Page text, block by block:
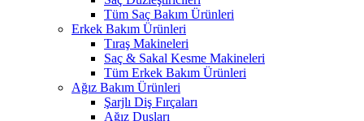
Tüm Saç Bakım Ürünleri
Erkek Bakım Ürünleri
Tıraş Makineleri
Saç & Sakal Kesme Makineleri
Tüm Erkek Bakım Ürünleri
Ağız Bakım Ürünleri
Şarjlı Diş Fırçaları
Ağız Duşları